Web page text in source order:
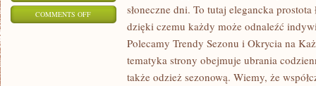
COMMENTS OFFON
słoneczne dni. To tutaj elegancka prostota
dzięki czemu każdy może odnaleźć
Polecamy Trendy Sezonu i Okrycia na
tematyka strony obejmuje ubrania
także odzież sezonową. Wiemy, że